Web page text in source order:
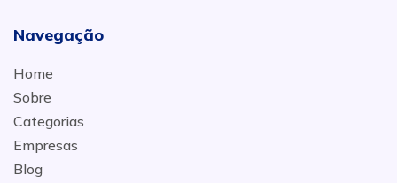
Navegação
Home
Sobre
Categorias
Empresas
Blog